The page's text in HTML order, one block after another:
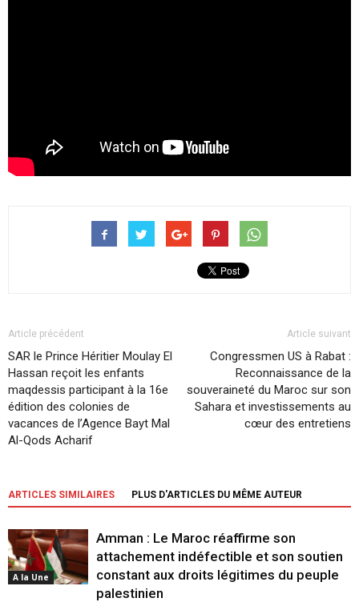
Article précédent
SAR le Prince Héritier Moulay El
Hassan reçoit les enfants
maqdessis participant à la 16e
édition des colonies de
vacances de l’Agence Bayt Mal
Al-Qods Acharif
Article suivant
Congressmen US à Rabat :
Reconnaissance de la
souveraineté du Maroc sur son
Sahara et investissements au
cœur des entretiens
ARTICLES SIMILAIRES PLUS D'ARTICLES DU MÊME AUTEUR
A la Une
Amman : Le Maroc réaffirme son
attachement indéfectible et son soutien
constant aux droits légitimes du peuple
palestinien